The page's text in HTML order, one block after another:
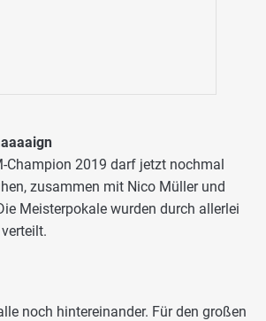
Champion 2019 darf jetzt nochmal
zusammen mit Nico Müller und
Meisterpokale wurden durch allerlei
noch hintereinander. Für den großen